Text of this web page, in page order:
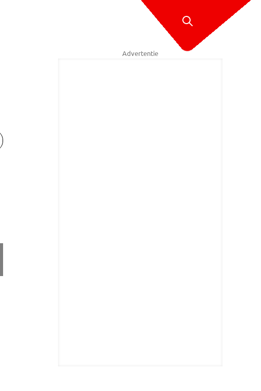
Advertentie